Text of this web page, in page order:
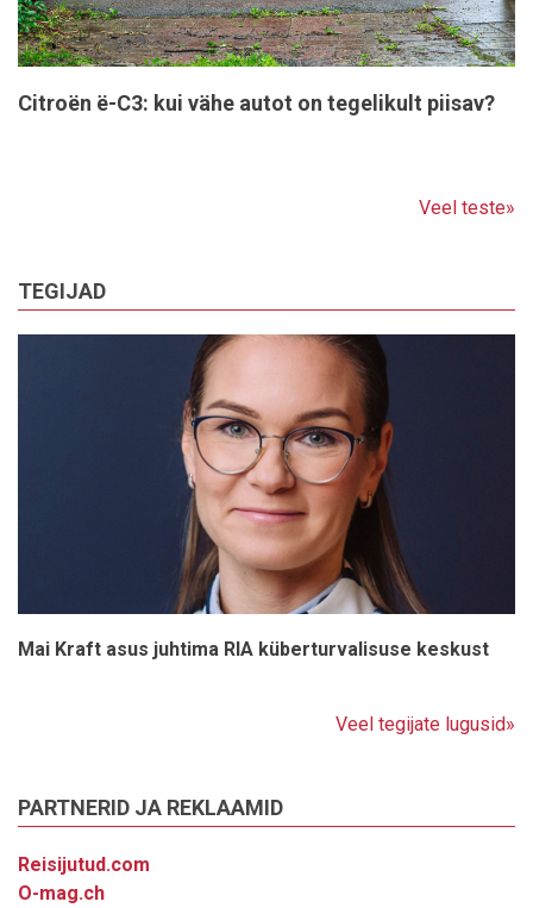
Citroën ë-C3: kui vähe autot on tegelikult piisav?
Veel teste»
TEGIJAD
Mai Kraft asus juhtima RIA küberturvalisuse keskust
Veel tegijate lugusid»
PARTNERID JA REKLAAMID
Reisijutud.com
O-mag.ch